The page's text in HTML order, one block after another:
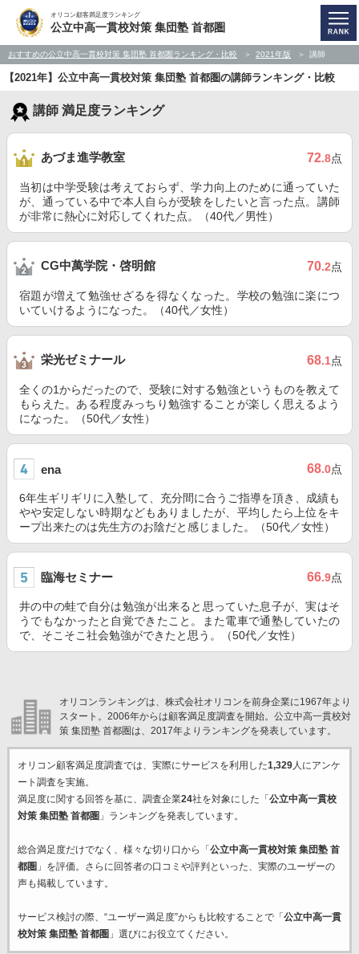
オリコン顧客満足度ランキング
公立中高一貫校対策 集団塾 首都圏
おすすめの公立中高一貫校対策 集団塾 首都圏ランキング・比較 2021年版 講師
【2021年】公立中高一貫校対策 集団塾 首都圏の講師ランキング・比較
講師 満足度ランキング
あづま進学教室 72.8点
当初は中学受験は考えておらず、学力向上のために通っていた
が、通っている中で本人自らが受験をしたいと言った点。講師
が非常に熱心に対応してくれた点。（40代／男性）
CG中萬学院・啓明館 70.2点
宿題が増えて勉強せざるを得なくなった。学校の勉強に楽につ
いていけるようになった。（40代／女性）
栄光ゼミナール 68.1点
全くの1からだったので、受験に対する勉強というものを教えて
もらえた。ある程度みっちり勉強することが楽しく思えるよう
になった。（50代／女性）
ena 68.0点
6年生ギリギリに入塾して、充分間に合うご指導を頂き、成績も
やや安定しない時期などもありましたが、平均したら上位をキ
ープ出来たのは先生方のお陰だと感じました。（50代／女性）
臨海セミナー 66.9点
井の中の蛙で自分は勉強が出来ると思っていた息子が、実はそ
うでもなかったと自覚できたこと。また電車で通塾していたの
で、そこそこ社会勉強ができたと思う。（50代／女性）
オリコンランキングは、株式会社オリコンを前身企業に1967年より
スタート。2006年からは顧客満足度調査を開始。公立中高一貫校対
策 集団塾 首都圏は、2017年よりランキングを発表しています。
オリコン顧客満足度調査では、実際にサービスを利用した1,329人にアンケ
ート調査を実施。
満足度に関する回答を基に、調査企業24社を対象にした「 公立中高一貫校
対策 集団塾 首都圏 」ランキングを発表しています。
総合満足度だけでなく、様々な切り口から「 公立中高一貫校対策 集団塾 首
都圏 」を評価。さらに回答者の口コミや評判といった、実際のユーザーの
声も掲載しています。
サービス検討の際、“ユーザー満足度”からも比較することで「 公立中高一貫
校対策 集団塾 首都圏 」選びにお役立てください。